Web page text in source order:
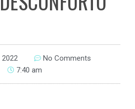
No Comments
7:40 am